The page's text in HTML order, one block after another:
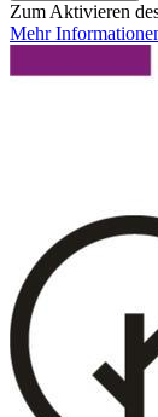
Zum Aktivieren
Mehr